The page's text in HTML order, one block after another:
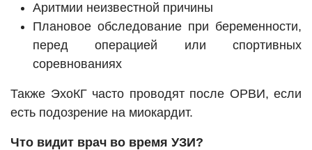
Аритмии неизвестной причины
Плановое обследование при беременности,
перед операцией или спортивных
соревнованиях
Также ЭхоКГ часто проводят после ОРВИ, если
есть подозрение на миокардит.
Что видит врач во время УЗИ?